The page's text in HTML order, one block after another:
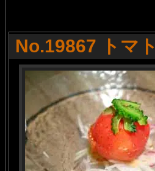
No.19867 トマト